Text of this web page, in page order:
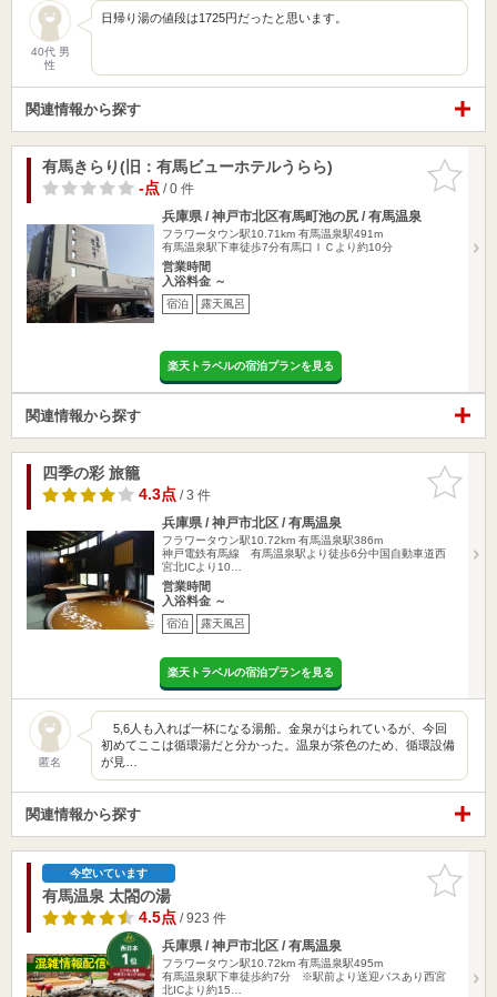
40代 男
性
日帰り湯の値段は1725円だったと思います。
関連情報から探す
お気に入
りに追加
有馬きらり(旧：有馬ビューホテルうらら)
-点/ 0 件
兵庫県 / 神戸市北区有馬町池の尻 / 有馬温泉
フラワータウン駅10.71km 有馬温泉駅491m
有馬温泉駅下車徒歩7分有馬口ＩＣより約10分
営業時間
入浴料金 ～
宿泊 露天風呂
楽天トラベルの宿泊プランを見る
関連情報から探す
お気に入
りに追加
四季の彩 旅籠
4.3点/ 3 件
兵庫県 / 神戸市北区 / 有馬温泉
フラワータウン駅10.72km 有馬温泉駅386m
神戸電鉄有馬線 有馬温泉駅より徒歩6分中国自動車道西
宮北ICより10…
営業時間
入浴料金 ～
宿泊 露天風呂
楽天トラベルの宿泊プランを見る
匿名
5,6人も入れば一杯になる湯船。金泉がはられているが、今回
初めてここは循環湯だと分かった。温泉が茶色のため、循環設備
が見…
関連情報から探す
お気に入
りに追加
今空いています
有馬温泉 太閤の湯
4.5点/ 923 件
兵庫県 / 神戸市北区 / 有馬温泉
フラワータウン駅10.72km 有馬温泉駅495m
有馬温泉駅下車徒歩約7分 ※駅前より送迎バスあり西宮
北ICより約15…